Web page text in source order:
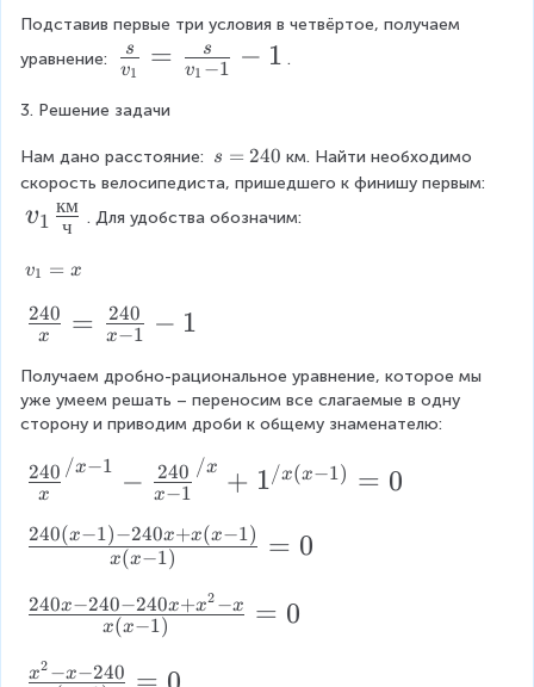
}
v
t₂
-
1
Подставив первые три условия в четвёртое, получаем
уравнение:
\f
a
c
{
s
v
{
1
}
=
\f
r
a
c
v1
s = v1 −1
s − 1 .
3. Решение задачи
Нам дано расстояние: s
=
4
s = 240 км. Найти необходимо
скорость велосипедиста, пришедшего к финишу первым:
v
\
f
a
c
к
}
ч
v1 ч
км . Для удобства обозначим:
v
=
v1 = x
\f
a
c
{
2
4
0
}
{
x
240 = x−1
240 − 1
Получаем дробно-рациональное уравнение, которое мы
уже умеем решать – переносим все слагаемые в одну
сторону и приводим дроби к общему знаменателю:
\f
a
{
4
x
240 /x−1 − x−1
240 /x + 1/x(x−1) = 0
\f
a
{
x(x−1)
240(x−1)−240x+x(x−1) = 0
\f
a
x(x−1)
240x−240−240x+x2 −x = 0
\f
x2 −x−240